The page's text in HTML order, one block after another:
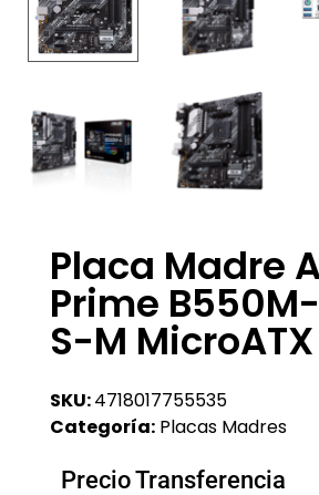
Placa Madre
Prime
S-M
SKU:4718017755535
Categoría: Placas Madres
Precio Transferencia